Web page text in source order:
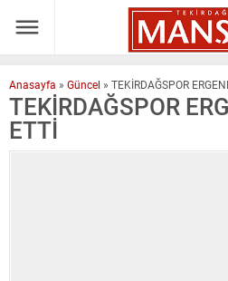
Anasayfa » Güncel » TEKİRDAĞSPOR
TEKİRDAĞSPOR
ETTİ